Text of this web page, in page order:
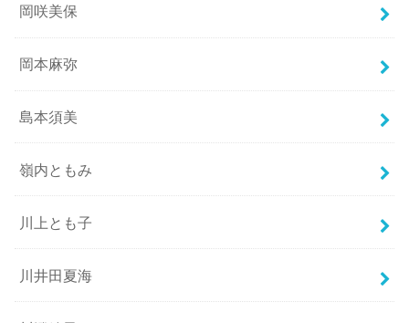
岡咲美保
岡本麻弥
島本須美
嶺内ともみ
川上とも子
川井田夏海